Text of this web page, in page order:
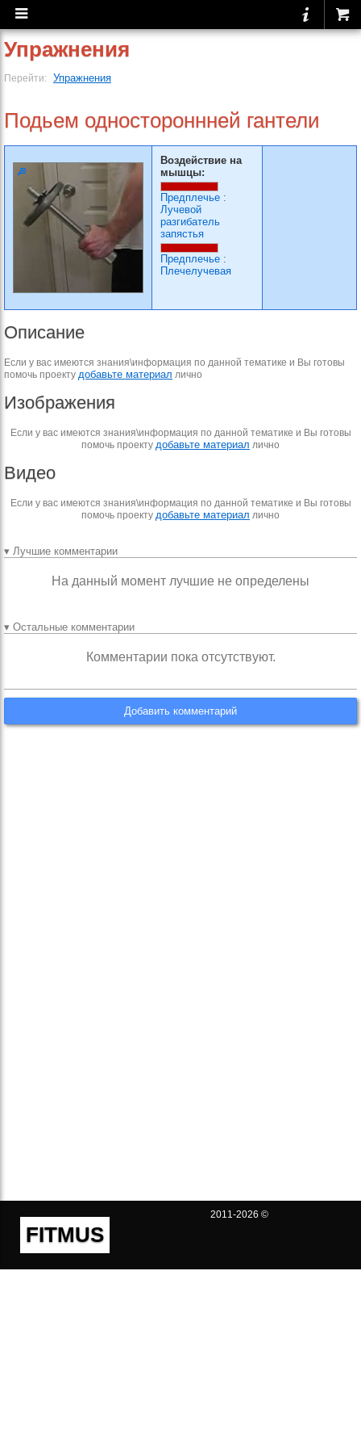
Упражнения
Перейти: Упражнения
Подьем одностороннней гантели
Воздействие на
мышцы:
Предплечье :
Лучевой
разгибатель
запястья
Предплечье :
Плечелучевая
Описание
Если у вас имеются знания\информация по данной тематике и Вы готовы
помочь проекту добавьте материал лично
Изображения
Если у вас имеются знания\информация по данной тематике и Вы готовы
помочь проекту добавьте материал лично
Видео
Если у вас имеются знания\информация по данной тематике и Вы готовы
помочь проекту добавьте материал лично
▾ Лучшие комментарии
На данный момент лучшие не определены
▾ Остальные комментарии
Комментарии пока отсутствуют.
Добавить комментарий
FITMUS
2011-2026 ©